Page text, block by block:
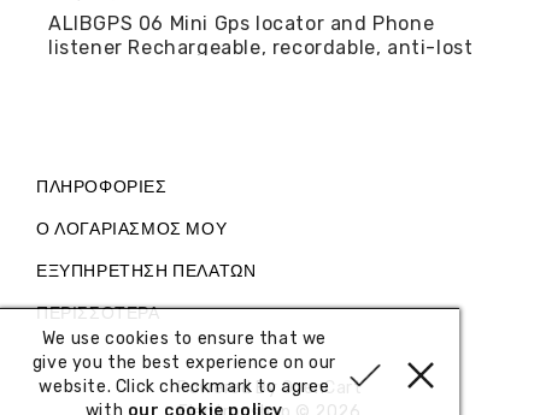
ALIBGPS 06 Mini Gps locator and Phone
listener Rechargeable, recordable, anti-lost
ΠΛΗΡΟΦΟΡΊΕΣ
Ο ΛΟΓΑΡΙΑΣΜΌΣ ΜΟΥ
ΕΞΥΠΗΡΈΤΗΣΗ ΠΕΛΑΤΏΝ
ΠΕΡΙΣΣΌΤΕΡΑ
Powered ByOpenCart
We use cookies to ensure that we
give you the best experience on our
website. Click checkmark to agree
with our cookie policy